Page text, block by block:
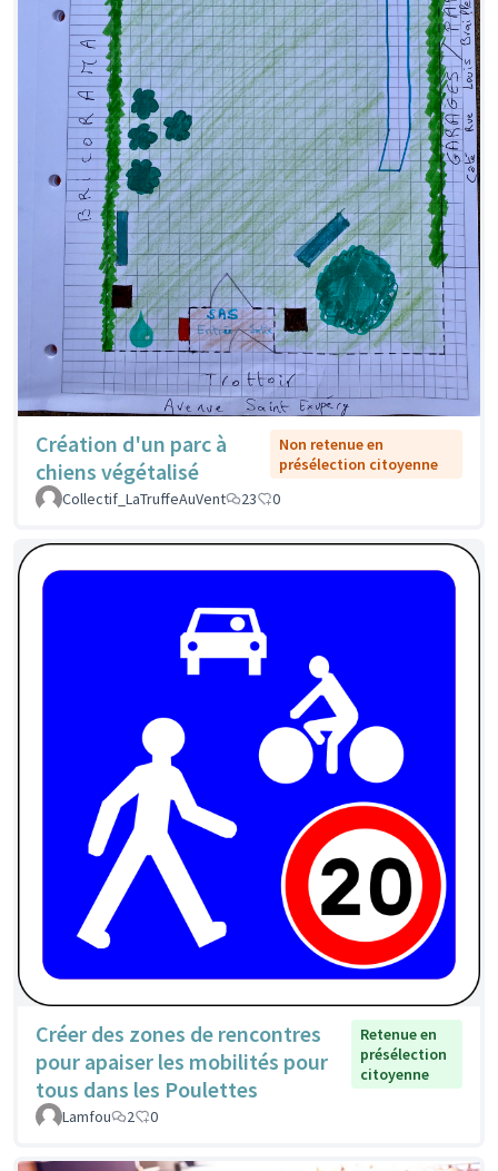
Création d'un parc à
chiens végétalisé
Non retenue en
présélection citoyenne
Collectif_LaTruffeAuVent
23 0
Créer des zones de rencontres
pour apaiser les mobilités pour
tous dans les Poulettes
Retenue en
présélection
citoyenne
Lamfou 2 0